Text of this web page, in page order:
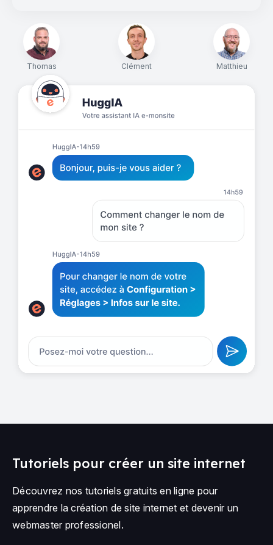
Thomas Clément Matthieu
Tutoriels pour créer un site internet
Découvrez nos tutoriels gratuits en ligne pour
apprendre la création de site internet et devenir un
webmaster professionel.